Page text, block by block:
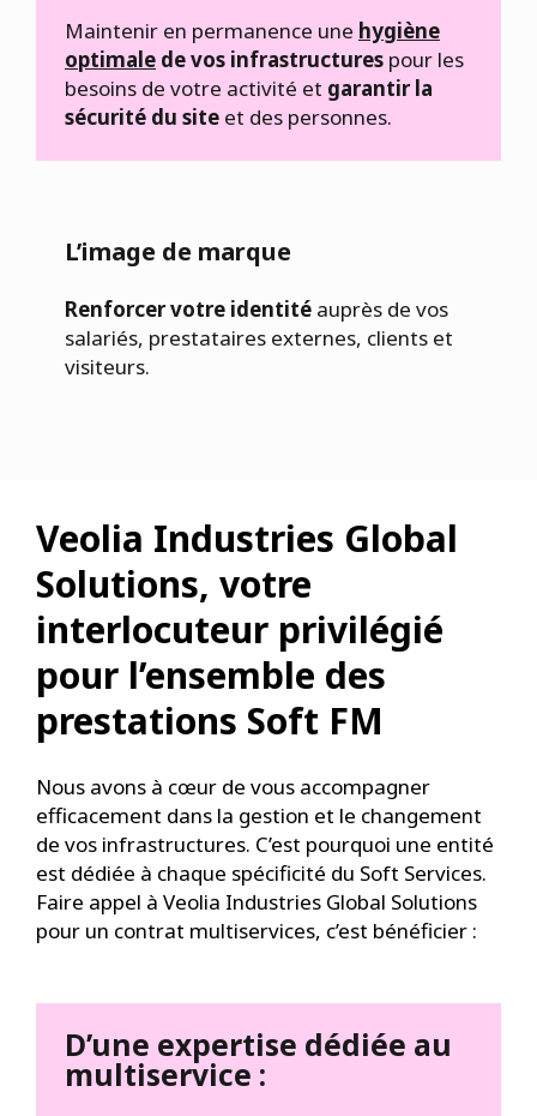
Maintenir en permanence une hygiène
optimale de vos infrastructures pour les
besoins de votre activité et garantir la
sécurité du site et des personnes.
L’image de marque
Renforcer votre identité auprès de vos
salariés, prestataires externes, clients et
visiteurs.
Veolia Industries Global
Solutions, votre
interlocuteur privilégié
pour l’ensemble des
prestations Soft FM
Nous avons à cœur de vous accompagner
efficacement dans la gestion et le changement
de vos infrastructures. C’est pourquoi une entité
est dédiée à chaque spécificité du Soft Services.
Faire appel à Veolia Industries Global Solutions
pour un contrat multiservices, c’est bénéficier :
D’une expertise dédiée au
multiservice :